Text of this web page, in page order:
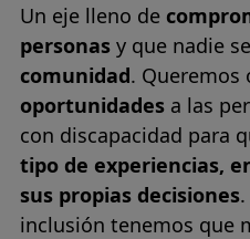
Un eje lleno de
personas y que nadie
comunidad. Queremos
oportunidades a las
con discapacidad para
tipo de experiencias,
sus propias decisiones
inclusión tenemos que